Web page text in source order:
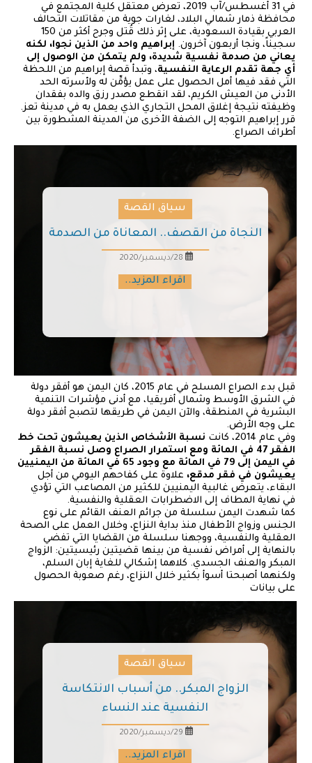
في 31 أغسطس/آب 2019، تعرض معتقل كلية المجتمع في
محافظة ذمار شمالي البلاد، لغارات جوية من مقاتلات التحالف
العربي بقيادة السعودية، على إثر ذلك قُتل وجرح أكثر من 150
سجيناً، ونجا أربعون آخرون. إبراهيم واحد من الذين نجوا، لكنه
يعاني من صدمة نفسية شديدة، ولم يتمكن من الوصول إلى
أي جهة تقدم الرعاية النفسية، وتبدأ قصة إبراهيم من اللحظة
التي فقد فيها أمل الحصول على عمل يؤمِّن له ولأسرته الحد
الأدنى من العيش الكريم، لقد انقطع مصدر رزق والده بفقدان
وظيفته نتيجة إغلاق المحل التجاري الذي يعمل به في مدينة تعز.
قرر إبراهيم التوجه إلى الضفة الأخرى من المدينة المشطورة بين
أطراف الصراع.
سياق القصة
النجاة من القصف.. المعاناة من الصدمة
اقراء المزيد..
قبل بدء الصراع المسلح في عام 2015، كان اليمن هو أفقر دولة
في الشرق الأوسط وشمال أفريقيا، مع أدنى مؤشرات التنمية
البشرية في المنطقة، والآن اليمن في طريقها لتصبح أفقر دولة
على وجه الأرض.
وفي عام 2014، كانت
نسبة الأشخاص الذين يعيشون تحت خط
الفقر 47 في المائة ومع استمرار الصراع وصل نسبة الفقر
في اليمن إلى 79 في المائة مع وجود 65 في المائة من اليمنيين
يعيشون في فقر مدقع، علاوة على كفاحهم اليومي من أجل
البقاء، يتعرض غالبية اليمنيين للكثير من المصاعب التي تؤدي
في نهاية المطاف إلى الاضطرابات العقلية والنفسية.
كما شهدت اليمن سلسلة من جرائم العنف القائم على نوع
الجنس وزواج الأطفال منذ بداية النزاع، وخلال العمل على الصحة
العقلية والنفسية، ووجهنا سلسلة من القضايا التي تفضي
بالنهاية إلى أمراض نفسية من بينها قضيتين رئيسيتين: الزواج
المبكر والعنف الجسدي. كلاهما إشكالي للغاية إبان السلم،
ولكنهما أصبحتا أسوأ بكثير خلال النزاع، رغم صعوبة الحصول
على بيانات
سياق القصة
الزواج المبكر.. من أسباب الانتكاسة
النفسية عند النساء
اقراء المزيد..